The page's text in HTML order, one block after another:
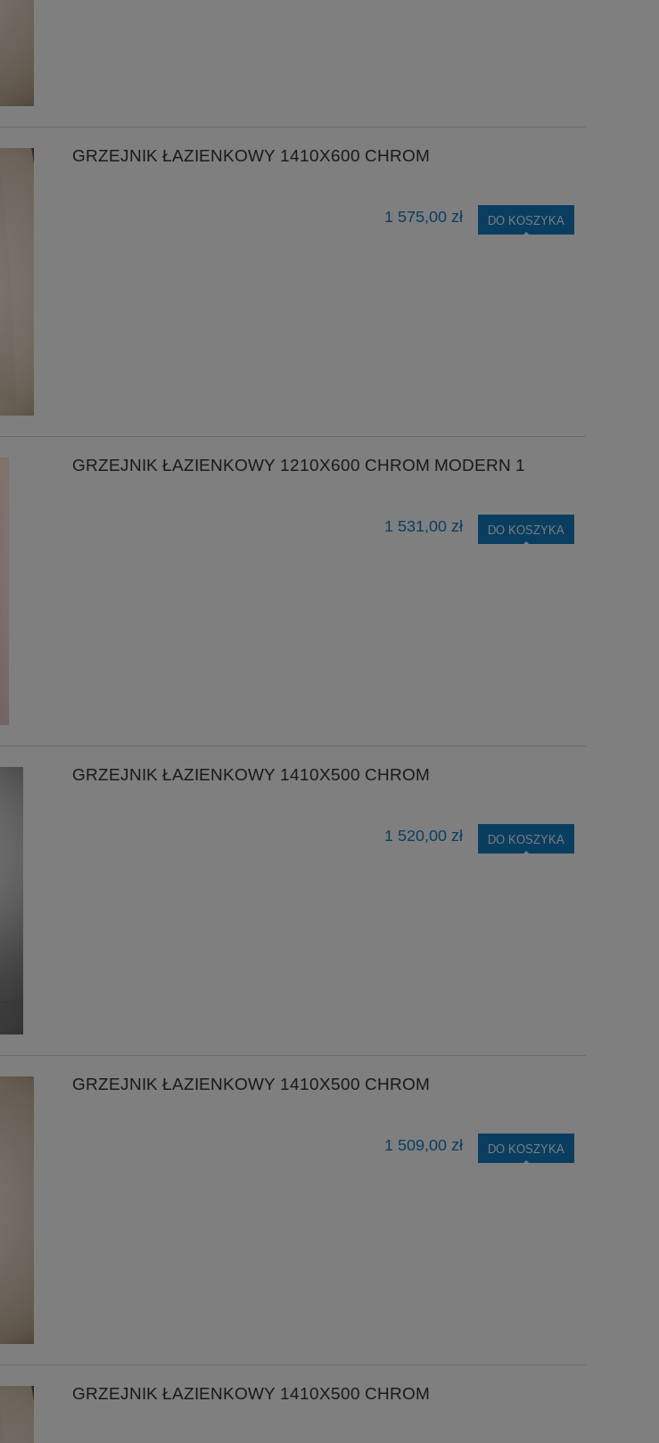
GRZEJNIK ŁAZIENKOWY 1410X600 CHROM
1 575,00 zł DO KOSZYKA
GRZEJNIK ŁAZIENKOWY 1210X600 CHROM MODERN 1
1 531,00 zł DO KOSZYKA
GRZEJNIK ŁAZIENKOWY 1410X500 CHROM
1 520,00 zł DO KOSZYKA
GRZEJNIK ŁAZIENKOWY 1410X500 CHROM
1 509,00 zł DO KOSZYKA
GRZEJNIK ŁAZIENKOWY 1410X500 CHROM